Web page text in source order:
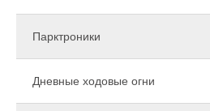
Парктроники
Дневные ходовые огни